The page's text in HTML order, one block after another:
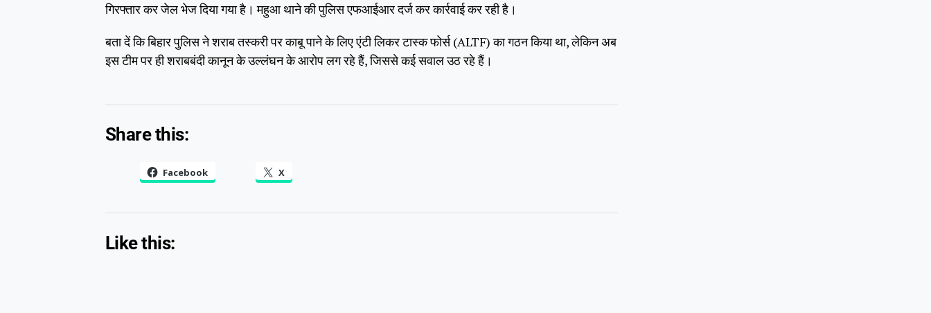
गिरफ्तार कर जेल भेज दिया गया है। महुआ थाने की पुलिस एफआईआर दर्ज कर कार्रवाई कर रही है।
बता दें कि बिहार पुलिस ने शराब तस्करी पर काबू पाने के लिए एंटी लिकर टास्क फोर्स (ALTF) का गठन किया था, लेकिन अब
इस टीम पर ही शराबबंदी कानून के उल्लंघन के आरोप लग रहे हैं, जिससे कई सवाल उठ रहे हैं।
Share this:
Facebook X
Like this: